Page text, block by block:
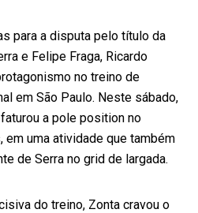
para a disputa pelo título da
e Felipe Fraga, Ricardo
no treino de
em São Paulo. Neste sábado,
a pole position no
uma atividade que também
de Serra no grid de largada.
do treino, Zonta cravou o